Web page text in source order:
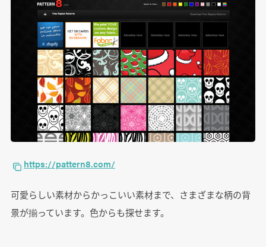
https://pattern8.com/
可愛らしい素材からかっこいい素材まで、さまざまな柄の背
景が揃っています。色からも探せます。